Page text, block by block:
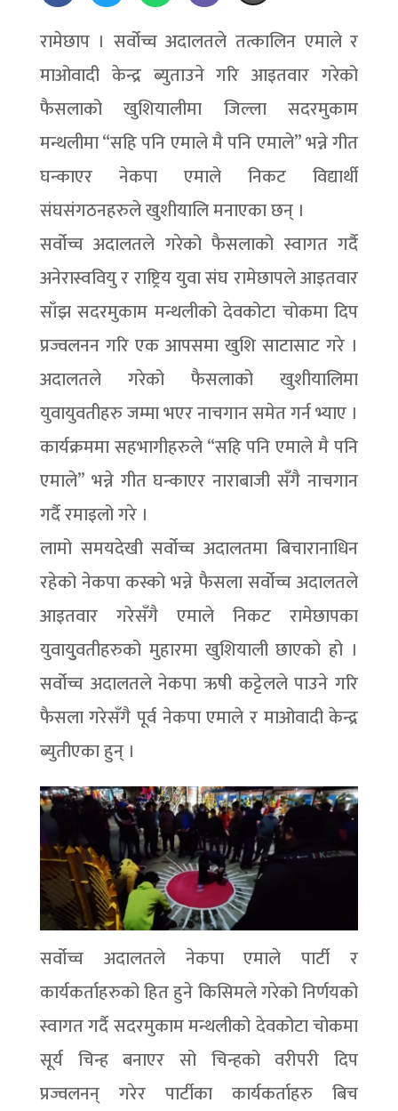
रामेछाप । सर्वोच्च अदालतले तत्कालिन एमाले र
माओवादी केन्द्र ब्युताउने गरि आइतवार गरेको
फैसलाको खुशियालीमा जिल्ला सदरमुकाम
मन्थलीमा “सहि पनि एमाले मै पनि एमाले” भन्ने गीत
घन्काएर नेकपा एमाले निकट विद्यार्थी
संघसंगठनहरुले खुशीयालि मनाएका छन् ।
सर्वोच्च अदालतले गरेको फैसलाको स्वागत गर्दै
अनेरास्ववियु र राष्ट्रिय युवा संघ रामेछापले आइतवार
साँझ सदरमुकाम मन्थलीको देवकोटा चोकमा दिप
प्रज्वलनन गरि एक आपसमा खुशि साटासाट गरे ।
अदालतले गरेको फैसलाको खुशीयालिमा
युवायुवतीहरु जम्मा भएर नाचगान समेत गर्न भ्याए ।
कार्यक्रममा सहभागीहरुले “सहि पनि एमाले मै पनि
एमाले” भन्ने गीत घन्काएर नाराबाजी सँगै नाचगान
गर्दै रमाइलो गरे ।
लामो समयदेखी सर्वोच्च अदालतमा बिचारानाधिन
रहेको नेकपा कस्को भन्ने फैसला सर्वोच्च अदालतले
आइतवार गरेसँगै एमाले निकट रामेछापका
युवायुुवतीहरुको मुहारमा खुशियाली छाएको हो ।
सर्वोच्च अदालतले नेकपा ऋषी कट्टेलले पाउने गरि
फैसला गरेसँगै पूर्व नेकपा एमाले र माओवादी केन्द्र
ब्युतीएका हुन् ।
सर्वोच्च अदालतले नेकपा एमाले पार्टी र
कार्यकर्ताहरुको हित हुने किसिमले गरेको निर्णयको
स्वागत गर्दै सदरमुकाम मन्थलीको देवकोटा चोकमा
सूर्य चिन्ह बनाएर सो चिन्हको वरीपरी दिप
प्रज्वलनन् गरेर पार्टीका कार्यकर्ताहरु बिच